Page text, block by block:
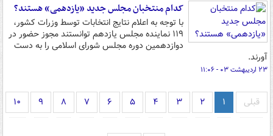
کدام منتخبان مجلس جدید «یازدهمی» هستند؟
با توجه به اعلام نتایج انتخابات توسط وزرات کشور،
۱۱۹ نماینده مجلس یازدهم توانستند مجوز حضور در
دوازدهمین دوره مجلس شورای اسلامی را به دست
آورند.
۲۳ اردیبهشت ۰۳ - ۱۱:۰۶
قبلی ۱ ۲ ۳ ۴ ۵ ۶ ۷ ۸ ۹ ۱۰